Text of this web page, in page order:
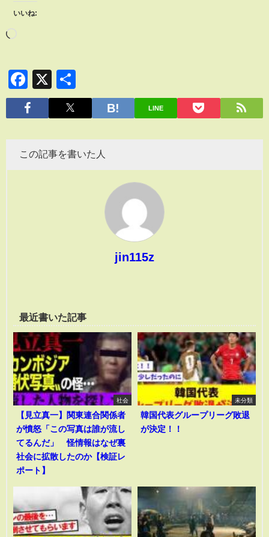
いいね:
Facebook
X
有
LINE
この記事を書いた人
jin115z
最近書いた記事
社会
【見立真一】関東連合関係者
が憤怒「この写真は誰が流し
てるんだ」 怪情報はなぜ裏
社会に拡散したのか【検証レ
ポート】
未分類
韓国代表グループリーグ敗退
が決定！！